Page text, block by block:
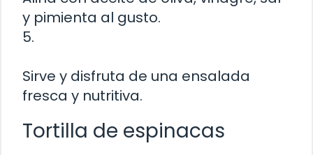
y pimienta al gusto.
5.
Sirve y disfruta de una ensalada
fresca y nutritiva.
Tortilla de espinacas